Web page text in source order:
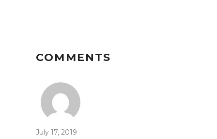
COMMENTS
July 17, 2019